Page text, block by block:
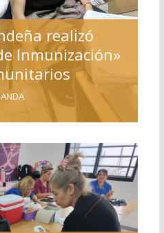
realizó
Inmunización»